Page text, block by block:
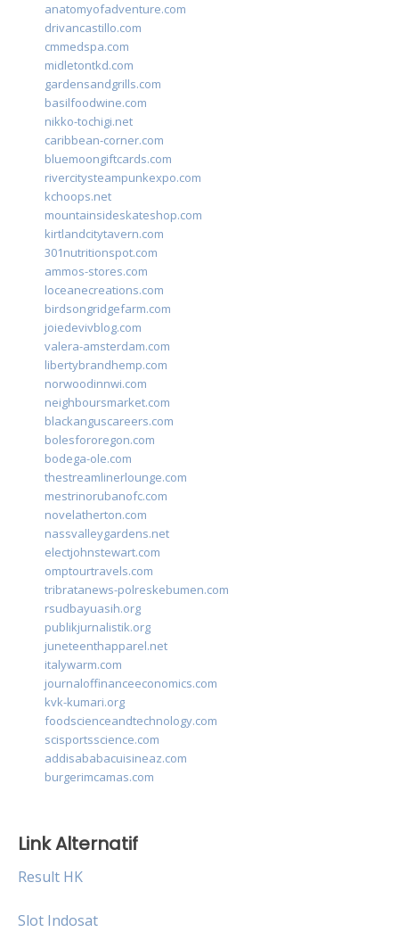
anatomyofadventure.com
drivancastillo.com
cmmedspa.com
midletontkd.com
gardensandgrills.com
basilfoodwine.com
nikko-tochigi.net
caribbean-corner.com
bluemoongiftcards.com
rivercitysteampunkexpo.com
kchoops.net
mountainsideskateshop.com
kirtlandcitytavern.com
301nutritionspot.com
ammos-stores.com
loceanecreations.com
birdsongridgefarm.com
joiedevivblog.com
valera-amsterdam.com
libertybrandhemp.com
norwoodinnwi.com
neighboursmarket.com
blackanguscareers.com
bolesfororegon.com
bodega-ole.com
thestreamlinerlounge.com
mestrinorubanofc.com
novelatherton.com
nassvalleygardens.net
electjohnstewart.com
omptourtravels.com
tribratanews-polreskebumen.com
rsudbayuasih.org
publikjurnalistik.org
juneteenthapparel.net
italywarm.com
journaloffinanceeconomics.com
kvk-kumari.org
foodscienceandtechnology.com
scisportsscience.com
addisababacuisineaz.com
burgerimcamas.com
Link Alternatif
Result HK
Slot Indosat